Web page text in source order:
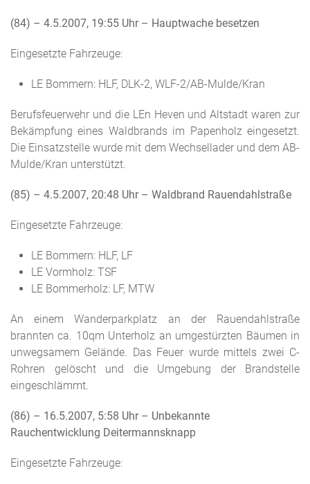
(84) – 4.5.2007, 19:55 Uhr – Hauptwache besetzen
Eingesetzte Fahrzeuge:
LE Bommern: HLF, DLK-2, WLF-2/AB-Mulde/Kran
Berufsfeuerwehr und die LEn Heven und Altstadt waren zur
Bekämpfung eines Waldbrands im Papenholz eingesetzt.
Die Einsatzstelle wurde mit dem Wechsellader und dem AB-
Mulde/Kran unterstützt.
(85) – 4.5.2007, 20:48 Uhr – Waldbrand Rauendahlstraße
Eingesetzte Fahrzeuge:
LE Bommern: HLF, LF
LE Vormholz: TSF
LE Bommerholz: LF, MTW
An einem Wanderparkplatz an der Rauendahlstraße
brannten ca. 10qm Unterholz an umgestürzten Bäumen in
unwegsamem Gelände. Das Feuer wurde mittels zwei C-
Rohren gelöscht und die Umgebung der Brandstelle
eingeschlämmt.
(86) – 16.5.2007, 5:58 Uhr – Unbekannte
Rauchentwicklung Deitermannsknapp
Eingesetzte Fahrzeuge: